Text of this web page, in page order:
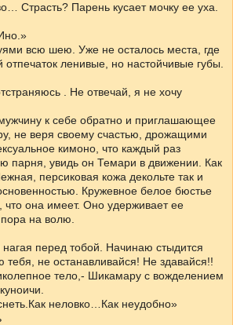
Страсть? Парень кусает мочку ее уха.
всю шею. Уже не осталось места, где
ленивые, но настойчивые губы.
. Не отвечай, я не хочу
к себе обратно и приглашающее
не веря своему счастью, дрожащими
кимоно, что каждый раз
парня, увидь он Темари в движении. Как
персиковая кожа декольте так и
Кружевное белое бюстье
что она имеет. Оно удерживает ее
на волю.
нагая перед тобой. Начинаю стыдится
не останавливайся! Не здавайся!!
тело,- Шикамару с вожделением
неловко…Как неудобно»